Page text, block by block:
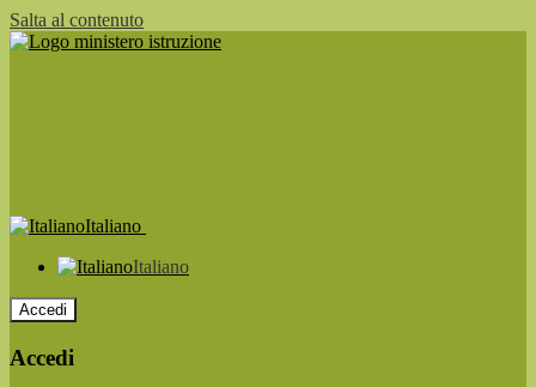
Salta al contenuto
Italiano
Italiano
Accedi
Accedi